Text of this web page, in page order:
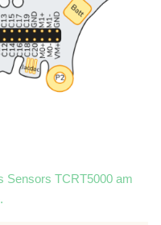
Sensors TCRT5000 am